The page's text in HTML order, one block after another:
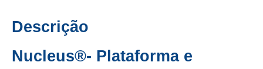
Descrição
Nucleus®- Plataforma e